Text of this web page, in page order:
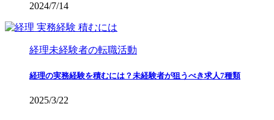
2024/7/14
経理未経験者の転職活動
経理の実務経験を積むには？未経験者が狙うべき求人7種類
2025/3/22